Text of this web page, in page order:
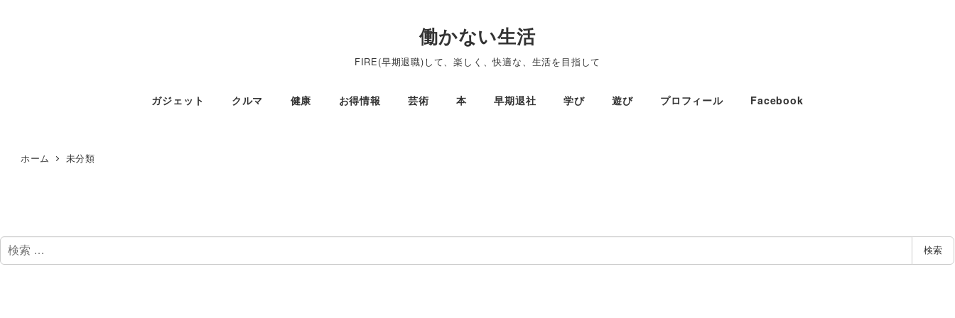
働かない生活
FIRE(早期退職)して、楽しく、快適な、生活を目指して
ガジェット クルマ 健康 お得情報 芸術 本 早期退社 学び 遊び プロフィール Facebook
ホーム 未分類
検
索
検索